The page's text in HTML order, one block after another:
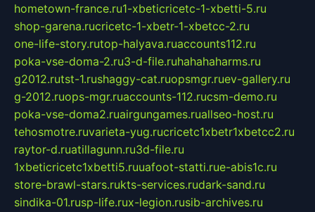
hometown-france.ru1-xbeticricetc-1-xbetti-5.ru
shop-garena.rucricetc-1-xbetr-1-xbetcc-2.ru
one-life-story.rutop-halyava.ruaccounts112.ru
poka-vse-doma-2.ru3-d-file.ruhahahaharms.ru
g2012.rutst-1.rushaggy-cat.ruopsmgr.ruev-gallery.ru
g-2012.ruops-mgr.ruaccounts-112.rucsm-demo.ru
poka-vse-doma2.ruairgungames.ruallseo-host.ru
tehosmotre.ruvarieta-yug.rucricetc1xbetr1xbetcc2.ru
raytor-d.ruatillagunn.ru3d-file.ru
1xbeticricetc1xbetti5.ruuafoot-statti.rue-abis1c.ru
store-brawl-stars.rukts-services.rudark-sand.ru
sindika-01.rusp-life.rux-legion.rusib-archives.ru